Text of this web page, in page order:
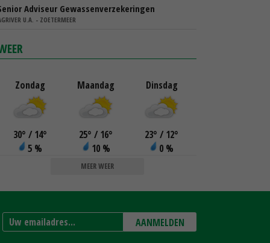
Adviseur Gewassenverzekeringen
U.A. - ZOETERMEER
Zondag
30° / 14°
5 %
Maandag
25° / 16°
10 %
Dinsdag
23° / 12°
0 %
MEER WEER
AANMELDEN